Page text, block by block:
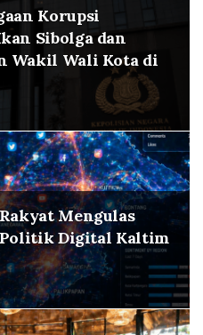
Korupsi
Sibolga dan
Wakil Wali Kota di
Mengulas
Digital Kaltim